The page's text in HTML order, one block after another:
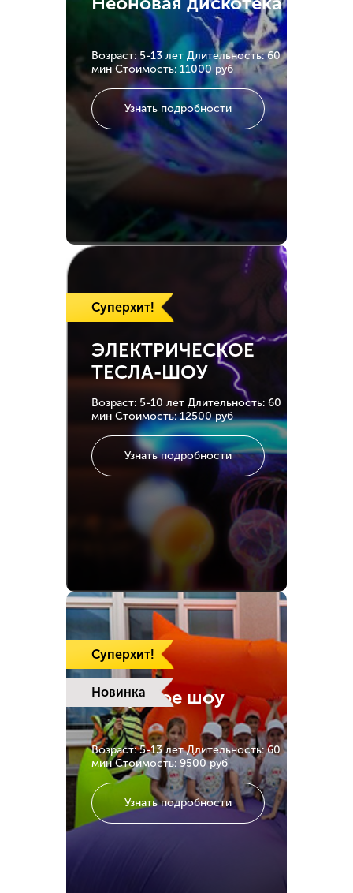
Возраст: 5-13 лет Длительность: 60
минСтоимость: 11000 руб
Узнать подробности
Суперхит!
ЭЛЕКТРИЧЕСКОЕ
ТЕСЛА-ШОУ
Возраст: 5-10 лет Длительность: 60
мин Стоимость: 12500 руб
Узнать подробности
Суперхит!
Новинка
Надувное шоу
Возраст: 5-13 летДлительность: 60
минСтоимость: 9500 руб
Узнать подробности